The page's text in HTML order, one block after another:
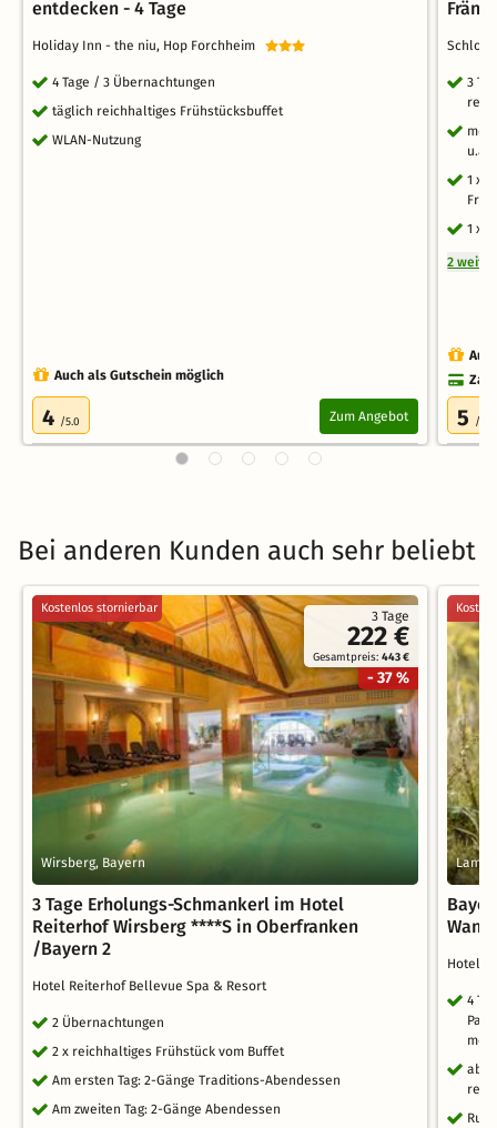
entdecken - 4 Tage
Holiday Inn - the niu, Hop Forchheim
4 Tage / 3 Übernachtungen
täglich reichhaltiges Frühstücksbuffet
WLAN-Nutzung
Auch als Gutschein möglich
4 /5.0 Zum Angebot
3
u.a.
1 x
1 x
2
5 /5.0
Bei anderen Kunden auch sehr beliebt
3 Tage
222 €
Gesamtpreis:443 €
- 37 %
Kostenlos stornierbar
Wirsberg, Bayern
3 Tage Erholungs-Schmankerl im Hotel
Reiterhof Wirsberg ****S in Oberfranken
/Bayern 2
Hotel Reiterhof Bellevue Spa & Resort
2 Übernachtungen
2 x reichhaltiges Frühstück vom Buffet
Am ersten Tag: 2-Gänge Traditions-Abendessen
Am zweiten Tag: 2-Gänge Abendessen
Lam,
Hotel
4